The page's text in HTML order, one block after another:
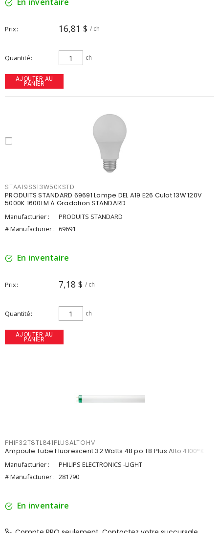
Prix 16,81 $ / ch
Quantité ch
AJOUTER AU
PANIER
STAA19S613W50KSTD
PRODUITS STANDARD 69691 Lampe DEL A19 E26 Culot 13W 120V
5000K 1600LM À Gradation STANDARD
Manufacturier :
PRODUITS STANDARD
# Manufacturier : 69691
En inventaire
Prix 7,18 $ / ch
Quantité ch
AJOUTER AU
PANIER
PHIF32T8TL841PLUSALTOHV
Ampoule Tube Fluorescent 32 Watts 48 po T8 Plus Alto 4100°K
Manufacturier :
PHILIPS ELECTRONICS -LIGHT
# Manufacturier : 281790
En inventaire